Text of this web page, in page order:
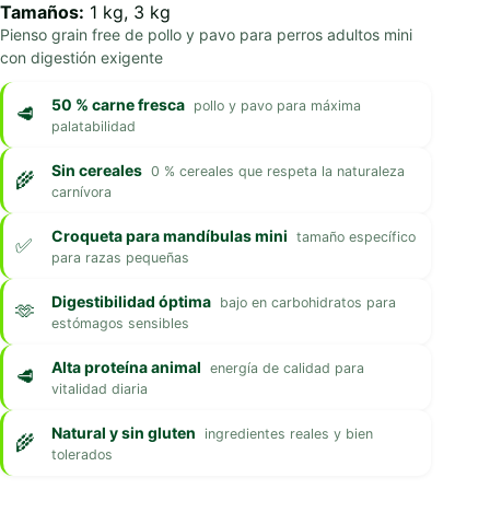
Tamaños: 1 kg, 3 kg
Pienso grain free de pollo y pavo para perros adultos mini
con digestión exigente
50 % carne fresca pollo y pavo para máxima
palatabilidad
Sin cereales 0 % cereales que respeta la naturaleza
carnívora
Croqueta para mandíbulas mini tamaño específico
para razas pequeñas
Digestibilidad óptima bajo en carbohidratos para
estómagos sensibles
Alta proteína animal energía de calidad para
vitalidad diaria
Natural y sin gluten
ingredientes reales y bien
tolerados